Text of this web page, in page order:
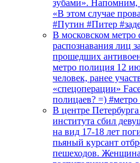
зубами». Напомним,
«В этом случае
#Путин #Питер
В московском
распознавания лиц
прошедших
метро полиция 12
человек, ранее
«спецоперации»
полицаев? =)
В центре
института сбил
на вид 17-18 лет
пьяный курсант
пешеходов.